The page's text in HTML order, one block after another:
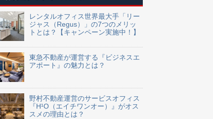
レンタルオフィス世界最大手「リー
ジャス（Regus）」の7つのメリッ
トとは？【キャンペーン実施中！】
東急不動産が運営する『ビジネスエ
アポート』の魅力とは？
野村不動産運営のサービスオフィス
『H¹O（エイチワンオー）』がオス
スメの理由とは？